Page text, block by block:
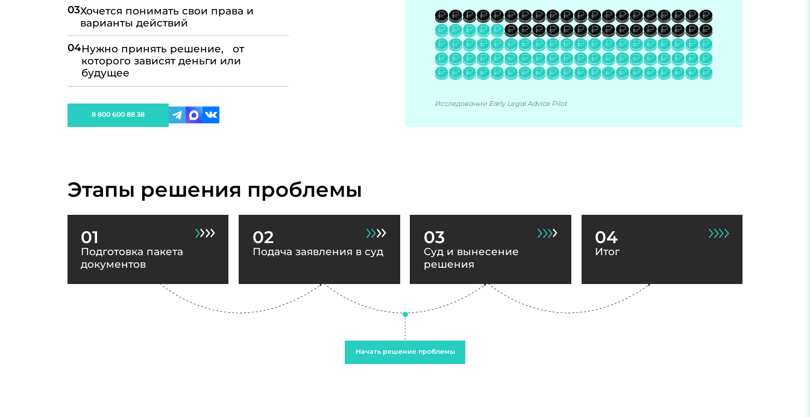
03Хочется понимать свои права и
варианты действий
04Нужно принять решение, от
которого зависят деньги или
будущее
8 800 600 88 38
Исследовании Early Legal Advice Pilot
Этапы решения проблемы
01
Подготовка пакета
документов
02
Подача заявления в суд
03
Суд и вынесение
решения
04
Итог
Начать решение проблемы